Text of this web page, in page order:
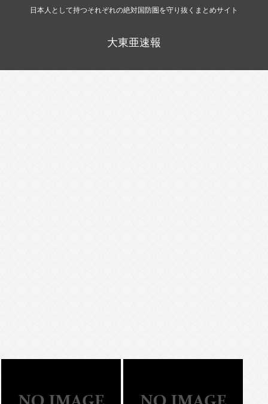
日本人として持つそれぞれの絶対国防圏を守り抜くまとめサイト
大東亜速報